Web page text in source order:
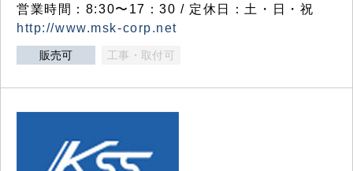
営業時間：8:30〜17：30 / 定休日：土・日・祝
http://www.msk-corp.net
販売可 工事・取付可